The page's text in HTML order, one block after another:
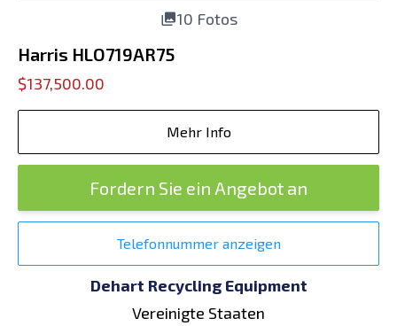
10 Fotos
Harris HLO719AR75
$137,500.00
Mehr Info
Fordern Sie ein Angebot an
Telefonnummer anzeigen
Dehart Recycling Equipment
Vereinigte Staaten